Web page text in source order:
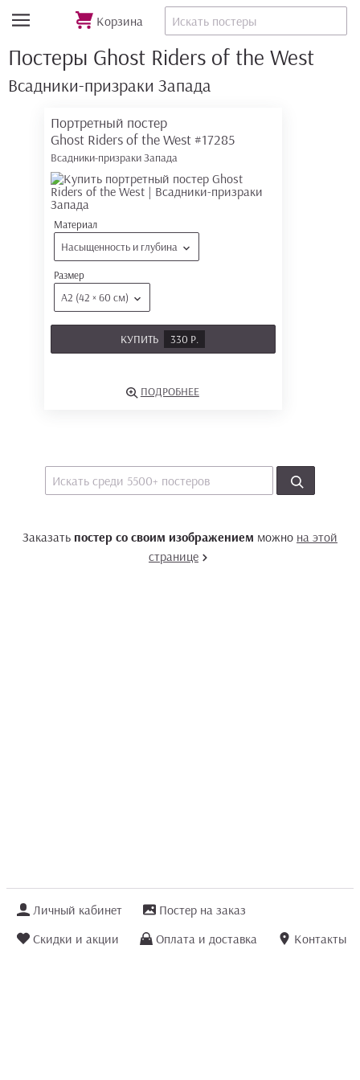
Корзина
Постеры Ghost Riders of the West
Всадники-призраки Запада
Портретный постер
Ghost Riders of the West #17285
Всадники-призраки Запада
Материал
Насыщенность и глубина
Размер
А2 (42 × 60 см)
КУПИТЬ 330 Р.
ПОДРОБНЕЕ
Заказать постер со своим изображением можно на этой
странице
Личный кабинет
Постер на заказ
Скидки и акции
Оплата и доставка
Контакты